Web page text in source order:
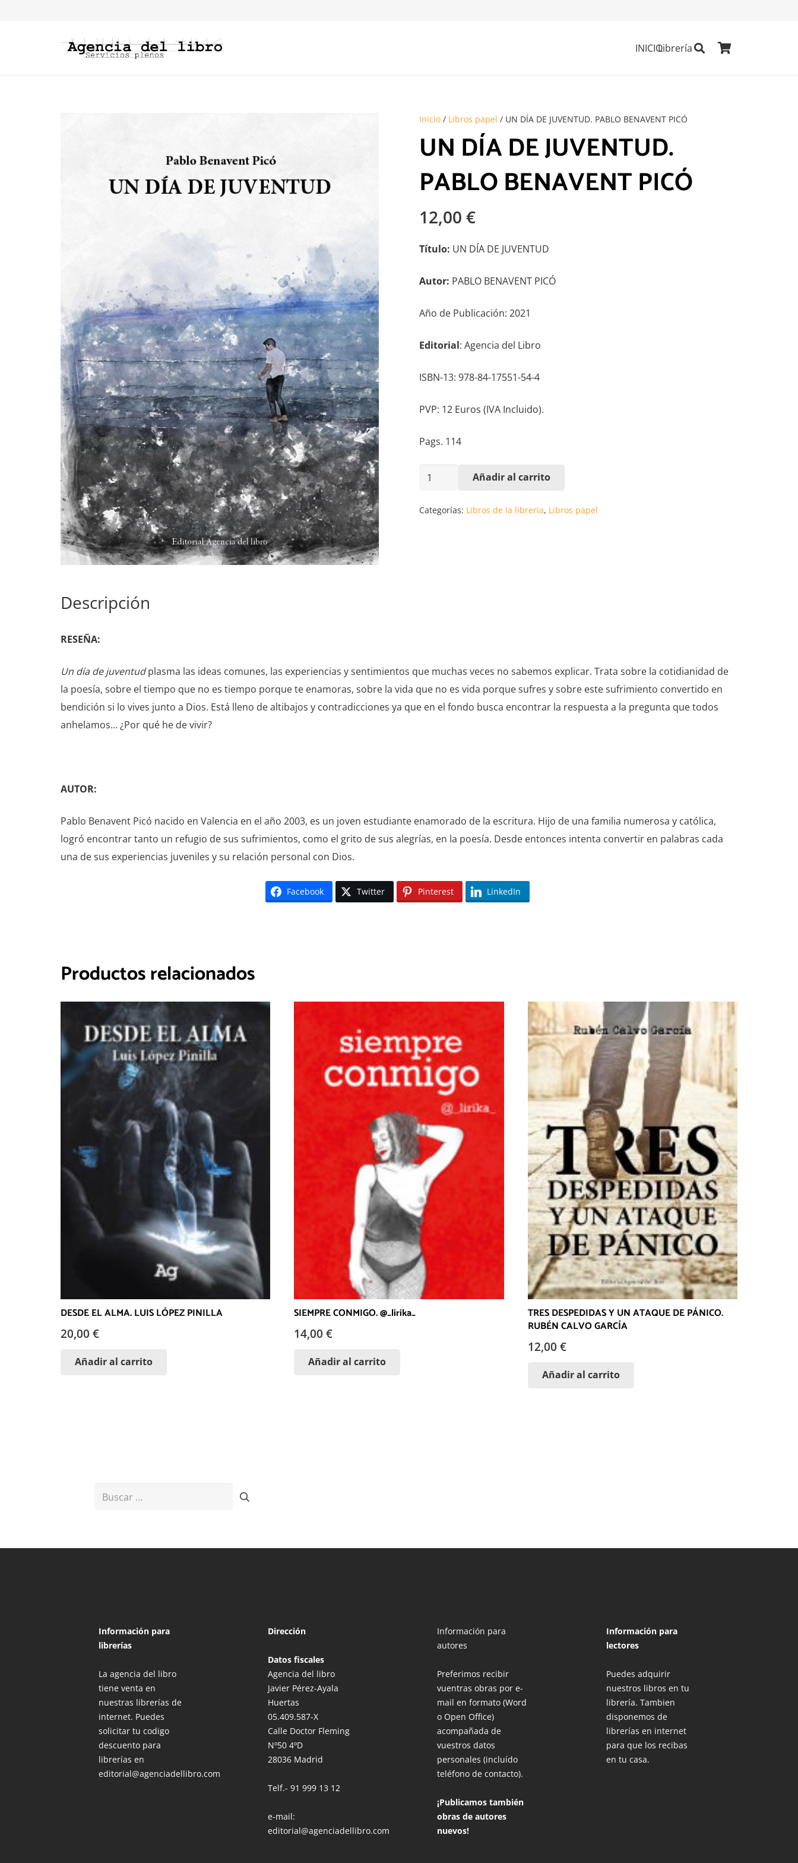
INICIOLibrería
Inicio / Libros papel / UN DÍA DE JUVENTUD. PABLO BENAVENT PICÓ
UN DÍA DE JUVENTUD.
PABLO BENAVENT PICÓ
12,00€
Título: UN DÍA DE JUVENTUD
Autor: PABLO BENAVENT PICÓ
Año de Publicación: 2021
Editorial: Agencia del Libro
ISBN-13: 978-84-17551-54-4
PVP: 12 Euros (IVA Incluido).
Pags. 114
UN
DE
Añadir al carrito
Categorías: Libros de la libreria, Libros papel
Descripción
RESEÑA:
Un día de juventudplasma las ideas comunes, las experiencias y sentimientos que muchas veces no sabemos explicar. Trata sobre la cotidianidad de
la poesía, sobre el tiempo que no es tiempo porque te enamoras, sobre la vida que no es vida porque sufres y sobre este sufrimiento convertido en
bendición si lo vives junto a Dios. Está lleno de altibajos y contradicciones ya que en el fondo busca encontrar la respuesta a la pregunta que todos
anhelamos… ¿Por qué he de vivir?
AUTOR:
Pablo Benavent Picó nacido en Valencia en el año 2003, es un joven estudiante enamorado de la escritura. Hijo de una familia numerosa y católica,
logró encontrar tanto un refugio de sus sufrimientos, como el grito de sus alegrías, en la poesía. Desde entonces intenta convertir en palabras cada
una de sus experiencias juveniles y su relación personal con Dios.
Facebook Twitter Pinterest LinkedIn
Productos relacionados
DESDE EL ALMA. LUIS LÓPEZ PINILLA
20,00 €
Añadir al carrito
SIEMPRE CONMIGO. @_lirika_
14,00€
Añadir al carrito
TRES DESPEDIDAS Y UN ATAQUE DE PÁNICO.
RUBÉN CALVO GARCÍA
12,00 €
Añadir al carrito
Buscar:
Información para
librerías
La agencia del libro
tiene venta en
nuestras librerías de
internet. Puedes
solicitar tu codigo
descuento para
librerías en
editorial@agenciadellibro.com
Dirección
Datos fiscales
Agencia del libro
Javier Pérez-Ayala
Huertas
05.409.587-X
Calle Doctor Fleming
Nº50 4ºD
28036 Madrid
Telf.- 91 999 13 12
e-mail:
editorial@agenciadellibro.com
Información para
autores
Preferimos recibir
vuentras obras por e-
mail en formato (Word
o Open Office)
acompañada de
vuestros datos
personales (incluído
teléfono de contacto).
¡Publicamos también
obras de autores
nuevos!
Información para
lectores
Puedes adquirir
nuestros libros en tu
librería. Tambien
disponemos de
librerías en internet
para que los recibas
en tu casa.